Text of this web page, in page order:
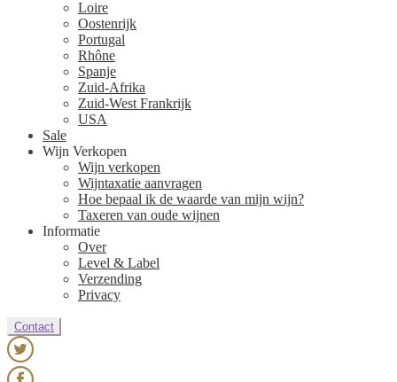
Loire
Oostenrijk
Portugal
Rhône
Spanje
Zuid-Afrika
Zuid-West Frankrijk
USA
Sale
Wijn Verkopen
Wijn verkopen
Wijntaxatie aanvragen
Hoe bepaal ik de waarde van mijn wijn?
Taxeren van oude wijnen
Informatie
Over
Level & Label
Verzending
Privacy
Contact